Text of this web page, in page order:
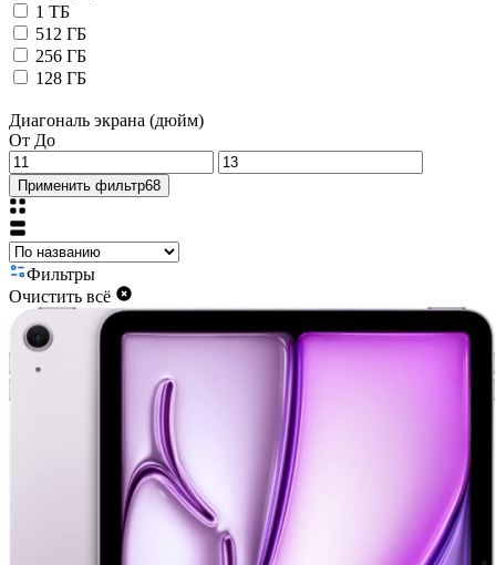
1 ТБ
512 ГБ
256 ГБ
128 ГБ
Диагональ экрана (дюйм)
От До
Применить фильтр68
Фильтры
Очистить всё